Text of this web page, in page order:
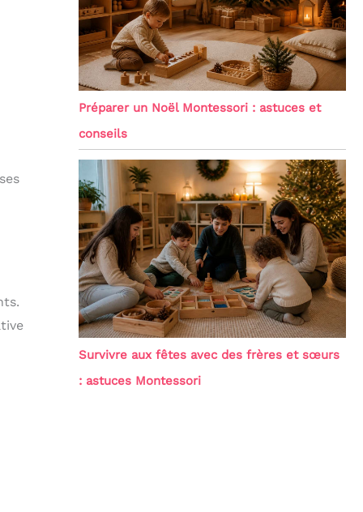
Préparer un Noël Montessori : astuces et
conseils
Survivre aux fêtes avec des frères et sœurs
: astuces Montessori